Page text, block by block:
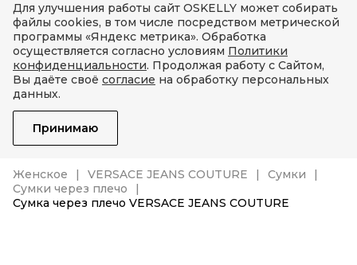
Для улучшения работы сайт OSKELLY может собирать
файлы cookies, в том числе посредством метрической
программы «Яндекс метрика». Обработка
осуществляется согласно условиям Политики
конфиденциальности. Продолжая работу с Сайтом,
Вы даёте своё согласие на обработку персональных
данных.
Принимаю
Женское VERSACE JEANS COUTURE
Сумки
Сумки через плечо
Сумка через плечо VERSACE JEANS COUTURE